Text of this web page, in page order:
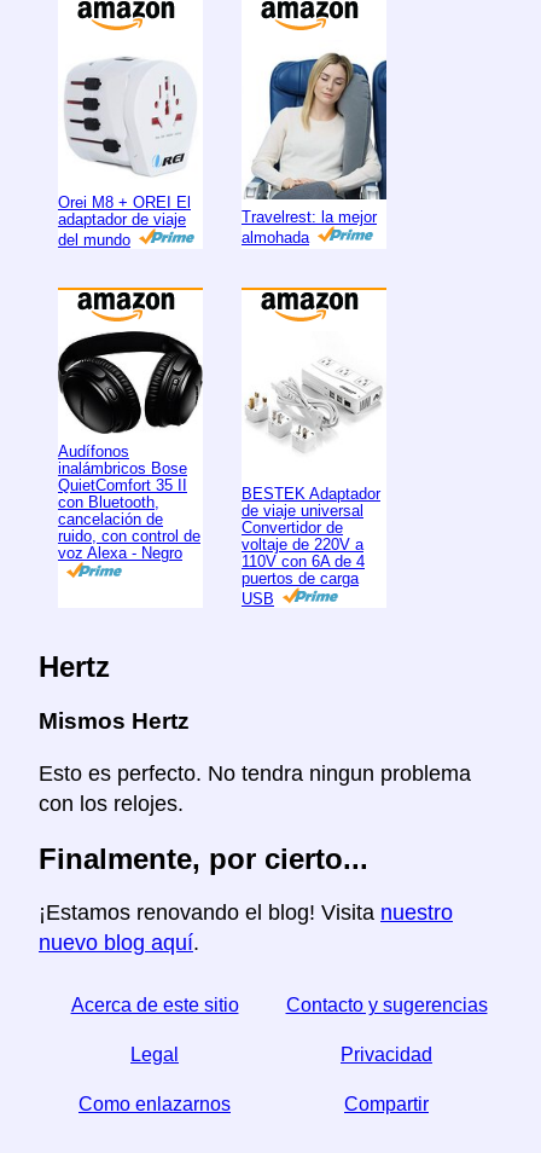
Orei M8 + OREI El
adaptador de viaje
del mundo
Travelrest: la mejor
almohada
Audífonos
inalámbricos Bose
QuietComfort 35 II
con Bluetooth,
cancelación de
ruido, con control de
voz Alexa - Negro
BESTEK Adaptador
de viaje universal
Convertidor de
voltaje de 220V a
110V con 6A de 4
puertos de carga
USB
Hertz
Mismos Hertz
Esto es perfecto. No tendra ningun problema
con los relojes.
Finalmente, por cierto...
¡Estamos renovando el blog! Visita nuestro
nuevo blog aquí.
Acerca de este sitio Contacto y sugerencias
Legal Privacidad
Como enlazarnos Compartir